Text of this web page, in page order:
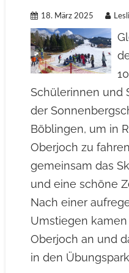
18. März 2025
Schülerinnen und
der
Böblingen, um in
Oberjoch zu
gemeinsam das
und eine schöne
Nach einer
Umstiegen
Oberjoch an und
in den